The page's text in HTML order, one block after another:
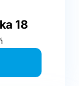
18